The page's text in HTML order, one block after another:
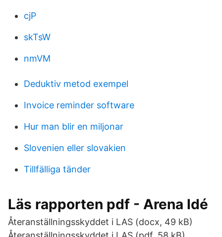
cjP
skTsW
nmVM
Deduktiv metod exempel
Invoice reminder software
Hur man blir en miljonar
Slovenien eller slovakien
Tillfälliga tänder
Läs rapporten pdf - Arena Idé
Återanställningsskyddet i LAS (docx, 49 kB)